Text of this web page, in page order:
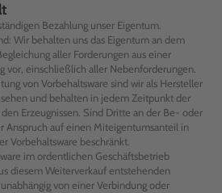
Bezahlung unser Eigentum.
Wir behalten uns das Eigentum an dem
aller Forderungen aus einer
vor, einschließlich aller Nebenforderungen.
von Vorbehaltsware sind wir als Hersteller
und behalten in jedem Zeitpunkt der
Erzeugnissen. Sind Dritte an der Be- oder
Anspruch auf einen Miteigentumsanteil in
Vorbehaltsware beschränkt.
im ordentlichen Geschäftsbetrieb
diesem Weiterverkauf entstehenden
von einer Verbindung oder